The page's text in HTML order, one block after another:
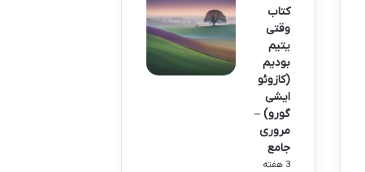
کتاب
وقتی
یتیم
بودیم
(کازوئو
ایشی
گورو) –
مروری
جامع
3 هفته